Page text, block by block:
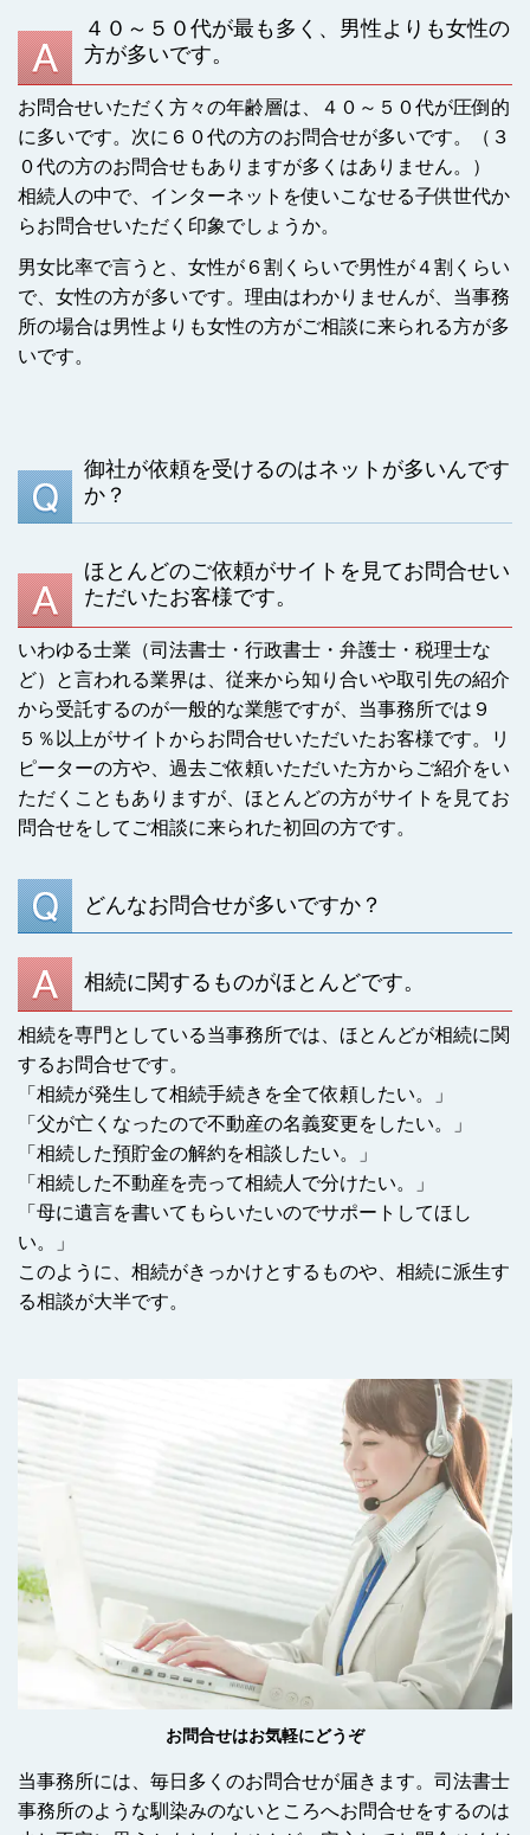
４０～５０代が最も多く、男性よりも女性の
方が多いです。
お問合せいただく方々の年齢層は、４０～５０代が圧倒的
に多いです。次に６０代の方のお問合せが多いです。（３
０代の方のお問合せもありますが多くはありません。）
相続人の中で、インターネットを使いこなせる子供世代か
らお問合せいただく印象でしょうか。
男女比率で言うと、女性が６割くらいで男性が４割くらい
で、女性の方が多いです。理由はわかりませんが、当事務
所の場合は男性よりも女性の方がご相談に来られる方が多
いです。
御社が依頼を受けるのはネットが多いんです
か？
ほとんどのご依頼がサイトを見てお問合せい
ただいたお客様です。
いわゆる士業（司法書士・行政書士・弁護士・税理士な
ど）と言われる業界は、従来から知り合いや取引先の紹介
から受託するのが一般的な業態ですが、当事務所では９
５％以上がサイトからお問合せいただいたお客様です。リ
ピーターの方や、過去ご依頼いただいた方からご紹介をい
ただくこともありますが、ほとんどの方がサイトを見てお
問合せをしてご相談に来られた初回の方です。
どんなお問合せが多いですか？
相続に関するものがほとんどです。
相続を専門としている当事務所では、ほとんどが相続に関
するお問合せです。
「相続が発生して相続手続きを全て依頼したい。」
「父が亡くなったので不動産の名義変更をしたい。」
「相続した預貯金の解約を相談したい。」
「相続した不動産を売って相続人で分けたい。」
「母に遺言を書いてもらいたいのでサポートしてほし
い。」
このように、相続がきっかけとするものや、相続に派生す
る相談が大半です。
お問合せはお気軽にどうぞ
当事務所には、毎日多くのお問合せが届きます。司法書士
事務所のような馴染みのないところへお問合せをするのは